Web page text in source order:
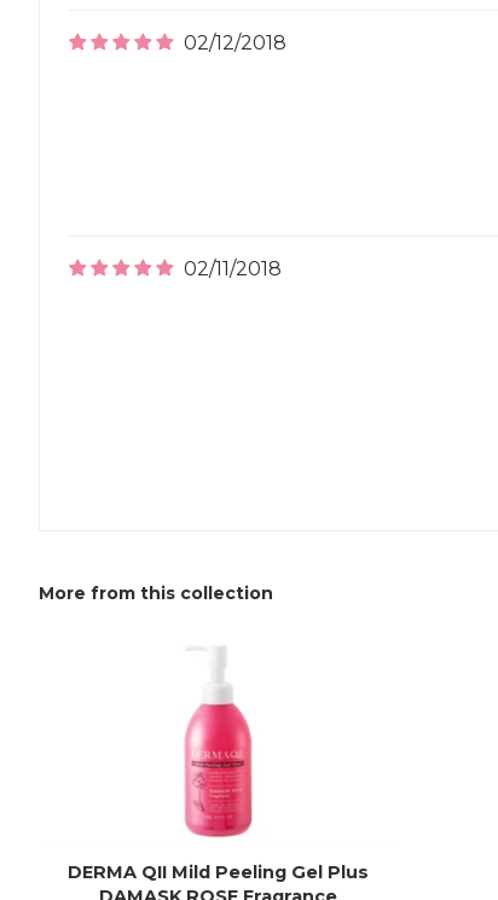
02/12/2018
02/11/2018
More from this collection
DERMA QII Mild Peeling Gel Plus